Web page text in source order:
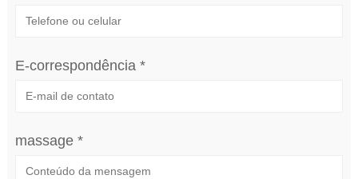
E-correspondência *
massage *